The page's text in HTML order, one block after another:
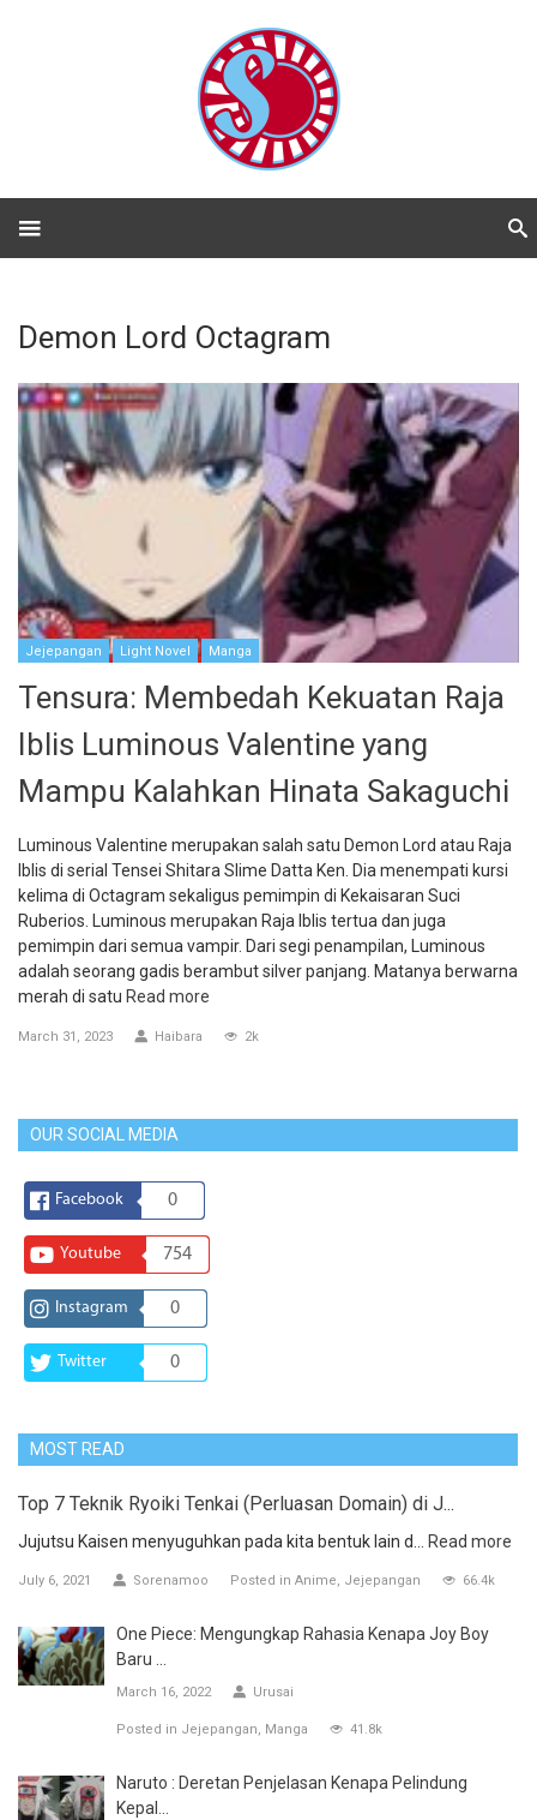
Demon Lord Octagram
Jejepangan Light Novel Manga
Tensura: Membedah Kekuatan Raja
Iblis Luminous Valentine yang
Mampu Kalahkan Hinata Sakaguchi
Luminous Valentine merupakan salah satu Demon Lord atau Raja
Iblis di serial Tensei Shitara Slime Datta Ken. Dia menempati kursi
kelima di Octagram sekaligus pemimpin di Kekaisaran Suci
Ruberios. Luminous merupakan Raja Iblis tertua dan juga
pemimpin dari semua vampir. Dari segi penampilan, Luminous
adalah seorang gadis berambut silver panjang. Matanya berwarna
merah di satu Read more
March 31, 2023 Haibara 2k
OUR SOCIAL MEDIA
Facebook 0
Youtube 754
Instagram 0
Twitter 0
MOST READ
Top 7 Teknik Ryoiki Tenkai (Perluasan Domain) di J...
Jujutsu Kaisen menyuguhkan pada kita bentuk lain d... Read more
July 6, 2021 Sorenamoo Posted in Anime Jejepangan 66.4k
One Piece: Mengungkap Rahasia Kenapa Joy Boy
Baru ...
March 16, 2022 Urusai
Posted in Jejepangan Manga 41.8k
Naruto : Deretan Penjelasan Kenapa Pelindung
Kepal...